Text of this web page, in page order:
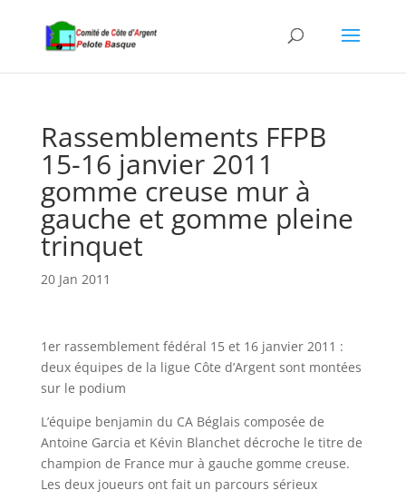
Rassemblements FFPB
15-16 janvier 2011
gomme creuse mur à
gauche et gomme pleine
trinquet
20 Jan 2011
1er rassemblement fédéral 15 et 16 janvier 2011 :
deux équipes de la ligue Côte d’Argent sont montées
sur le podium
L’équipe benjamin du CA Béglais composée de
Antoine Garcia et Kévin Blanchet décroche le titre de
champion de France mur à gauche gomme creuse.
Les deux joueurs ont fait un parcours sérieux